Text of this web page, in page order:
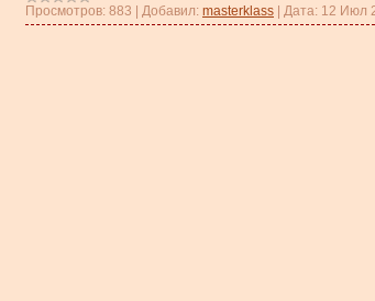
Просмотров: 883 Добавил: masterklass Дата: 12 Июл